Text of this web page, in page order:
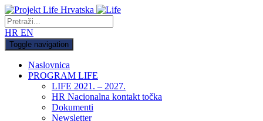
HR EN
Toggle navigation
Naslovnica
PROGRAM LIFE
LIFE 2021. – 2027.
HR Nacionalna kontakt točka
Dokumenti
Newsletter